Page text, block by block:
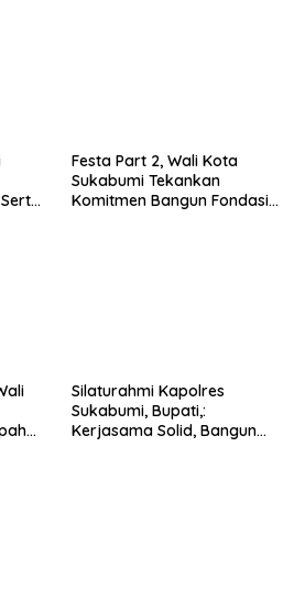
Festa Part 2, Wali Kota
Sukabumi Tekankan
Komitmen Bangun Fondasi
Silaturahmi Kapolres
Sukabumi, Bupati,:
Kerjasama Solid, Bangun